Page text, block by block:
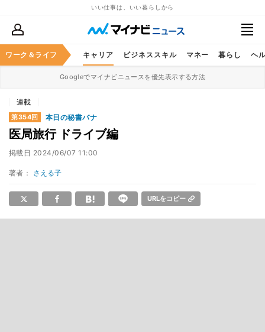
いい仕事は、いい暮らしから
ワーク＆ライフ キャリア ビジネススキル マネー 暮らし ヘ
Googleでマイナビニュースを優先表示する方法
連載
第354回 本日の秘書バナ
医局旅行 ドライブ編
掲載日 2024/06/07 11:00
著者： さえる子
URLをコピー